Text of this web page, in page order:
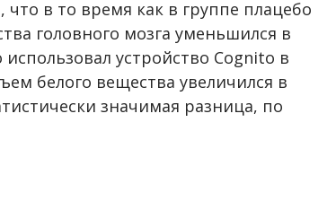
что в то время как в группе плацебо
головного мозга уменьшился в
использовал устройство Cognito в
белого вещества увеличился в
значимая разница, по